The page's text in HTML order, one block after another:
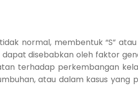
normal, membentuk “S”
disebabkan oleh faktor
terhadap perkembangan
atau dalam kasus yang